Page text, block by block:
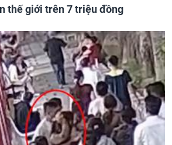
thế giới trên 7 triệu đồng